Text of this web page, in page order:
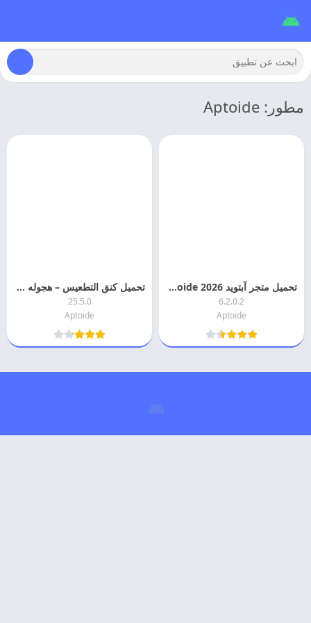
مطور: Aptoide
تحميل متجر آبتويد 2026 Aptoide اخر اصدار مجانا
6.2.0.2
Aptoide
تحميل كنق التطعيس – هجوله و تطعيس 2026 Csd اخر اصدار
25.5.0
Aptoide